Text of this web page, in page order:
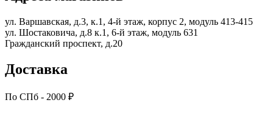
ул. Варшавская, д.3, к.1, 4-й этаж, корпус 2, модуль 413-415
ул. Шостаковича, д.8 к.1, 6-й этаж, модуль 631
Гражданский проспект, д.20
Доставка
По СПб - 2000 ₽